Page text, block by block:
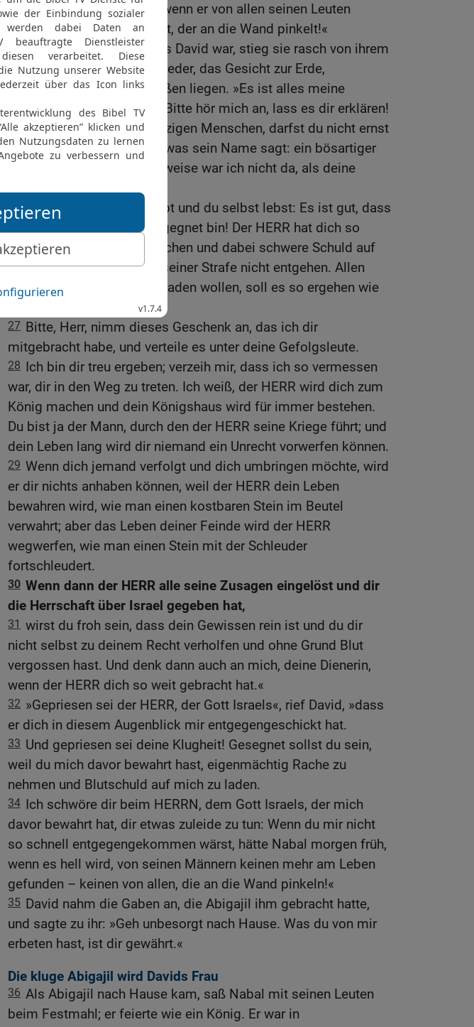
22
Gott soll mich strafen, wenn er von allen seinen Leuten
morgen früh noch einen hat, der an die Wand pinkelt!«
23 Als Abigajil sah, dass es David war, stieg sie rasch von ihrem
Esel, warf sich vor David nieder, das Gesicht zur Erde,
24 und blieb vor seinen Füßen liegen. »Es ist alles meine
Schuld, Herr!«, sagte sie. »Bitte hör mich an, lass es dir erklären!
25 Nabal, diesen nichtsnutzigen Menschen, darfst du nicht ernst
nehmen. Er ist genau das, was sein Name sagt: ein bösartiger
Dummkopf. Unglücklicherweise war ich nicht da, als deine
26 So gewiss der HERR lebt und du selbst lebst: Es ist gut, dass
ich dir noch rechtzeitig begegnet bin! Der HERR hat dich so
daran gehindert, dich zu rächen und dabei schwere Schuld auf
dich zu laden. Nabal wird seiner Strafe nicht entgehen. Allen
deinen Feinden, die dir schaden wollen, soll es so ergehen wie
27 Bitte, Herr, nimm dieses Geschenk an, das ich dir
mitgebracht habe, und verteile es unter deine Gefolgsleute.
28 Ich bin dir treu ergeben; verzeih mir, dass ich so vermessen
war, dir in den Weg zu treten. Ich weiß, der HERR wird dich zum
König machen und dein Königshaus wird für immer bestehen.
Du bist ja der Mann, durch den der HERR seine Kriege führt; und
dein Leben lang wird dir niemand ein Unrecht vorwerfen können.
29 Wenn dich jemand verfolgt und dich umbringen möchte, wird
er dir nichts anhaben können, weil der HERR dein Leben
bewahren wird, wie man einen kostbaren Stein im Beutel
verwahrt; aber das Leben deiner Feinde wird der HERR
wegwerfen, wie man einen Stein mit der Schleuder
fortschleudert.
30 Wenn dann der HERR alle seine Zusagen eingelöst und dir
die Herrschaft über Israel gegeben hat,
31 wirst du froh sein, dass dein Gewissen rein ist und du dir
nicht selbst zu deinem Recht verholfen und ohne Grund Blut
vergossen hast. Und denk dann auch an mich, deine Dienerin,
wenn der HERR dich so weit gebracht hat.«
32 »Gepriesen sei der HERR, der Gott Israels«, rief David, »dass
er dich in diesem Augenblick mir entgegengeschickt hat.
33 Und gepriesen sei deine Klugheit! Gesegnet sollst du sein,
weil du mich davor bewahrt hast, eigenmächtig Rache zu
nehmen und Blutschuld auf mich zu laden.
34 Ich schwöre dir beim HERRN, dem Gott Israels, der mich
davor bewahrt hat, dir etwas zuleide zu tun: Wenn du mir nicht
so schnell entgegengekommen wärst, hätte Nabal morgen früh,
wenn es hell wird, von seinen Männern keinen mehr am Leben
gefunden – keinen von allen, die an die Wand pinkeln!«
35 David nahm die Gaben an, die Abigajil ihm gebracht hatte,
und sagte zu ihr: »Geh unbesorgt nach Hause. Was du von mir
erbeten hast, ist dir gewährt.«
Die kluge Abigajil wird Davids Frau
36 Als Abigajil nach Hause kam, saß Nabal mit seinen Leuten
beim Festmahl; er feierte wie ein König. Er war in